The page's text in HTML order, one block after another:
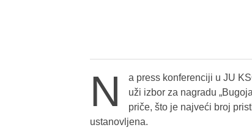
N
a press konferenciji u JU
uži izbor za nagradu
priče, što je najveći broj
ustanovljena.